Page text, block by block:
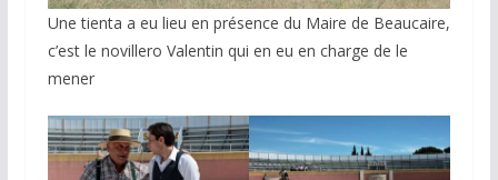
Une tienta a eu lieu en présence du Maire de Beaucaire,
c’est le novillero Valentin qui en eu en charge de le
mener